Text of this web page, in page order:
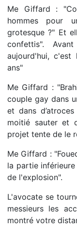
Me Giffard :
hommes pour
grotesque ?" Et
confettis".
aujourd'hui, c'est
ans"
Me Giffard :
couple gay dans
et dans
moitié sauter et
projet tente de le
Me Giffard :
la partie
de l'explosion".
L'avocate se
messieurs les
montré votre